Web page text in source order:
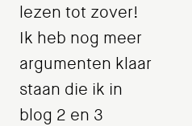
lezen tot zover!
Ik heb nog meer
argumenten klaar
staan die ik in
blog 2 en 3